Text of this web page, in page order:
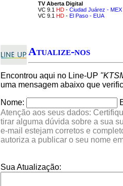
TV Aberta Digital
VC 9.1 HD - Ciudad Juárez - MEX
VC 9.1 HD - El Paso - EUA
Atualize-nos
Encontrou aqui no Line-UP
uma mensagem abaixo que
Nome:
Atenção aos seus dados:
tirar alguma dúvida sobre a sua
e-mail estejam corretos e
autoriza a publicar o seu nome
Sua Atualização: